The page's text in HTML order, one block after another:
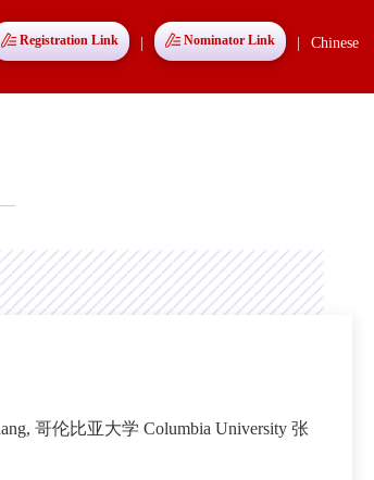
Registration Link Nominator Link Chinese
哥伦比亚大学 Columbia University 张